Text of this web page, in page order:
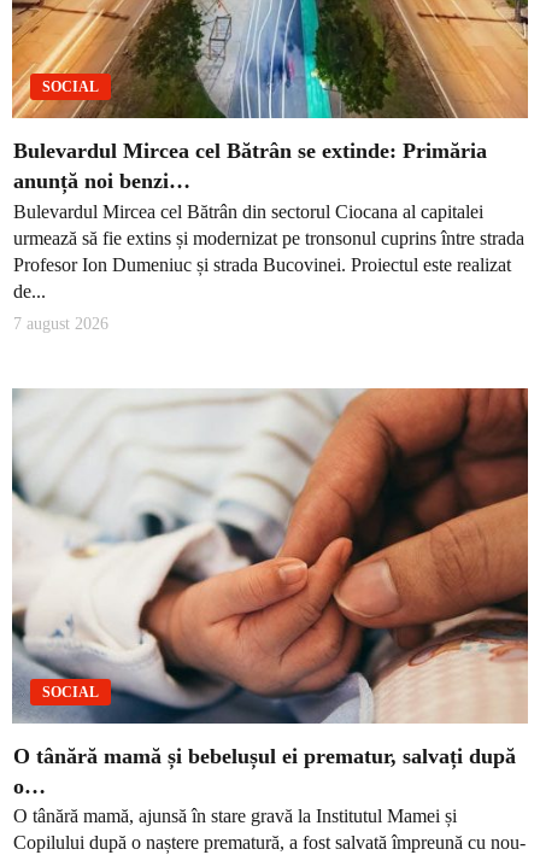
SOCIAL
Bulevardul Mircea cel Bătrân se extinde: Primăria
anunță noi benzi…
Bulevardul Mircea cel Bătrân din sectorul Ciocana al capitalei
urmează să fie extins și modernizat pe tronsonul cuprins între strada
Profesor Ion Dumeniuc și strada Bucovinei. Proiectul este realizat
de...
7 august 2026
SOCIAL
O tânără mamă și bebelușul ei prematur, salvați după
o…
O tânără mamă, ajunsă în stare gravă la Institutul Mamei și
Copilului după o naștere prematură, a fost salvată împreună cu nou-